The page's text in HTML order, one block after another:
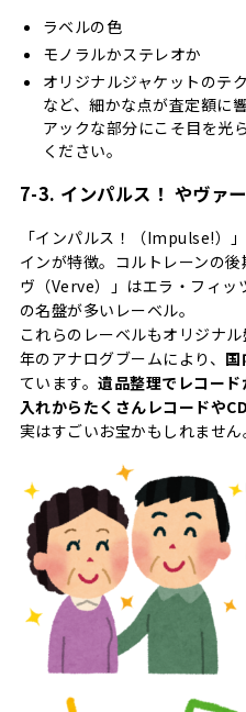
ラベルの色
モノラルかステレオか
オリジナルジャケットのテ
など、細かな点が査定額に
アックな部分にこそ目を光
ください。
7-3. インパルス！ やヴァ
「インパルス！（Impulse!）
インが特徴。コルトレーンの
ヴ（Verve）」はエラ・フィッ
の名盤が多いレーベル。
これらのレーベルもオリジナ
年のアナログブームにより、 国
ています。遺品整理でレコー
入れからたくさんレコードや
実はすごいお宝かもしれません